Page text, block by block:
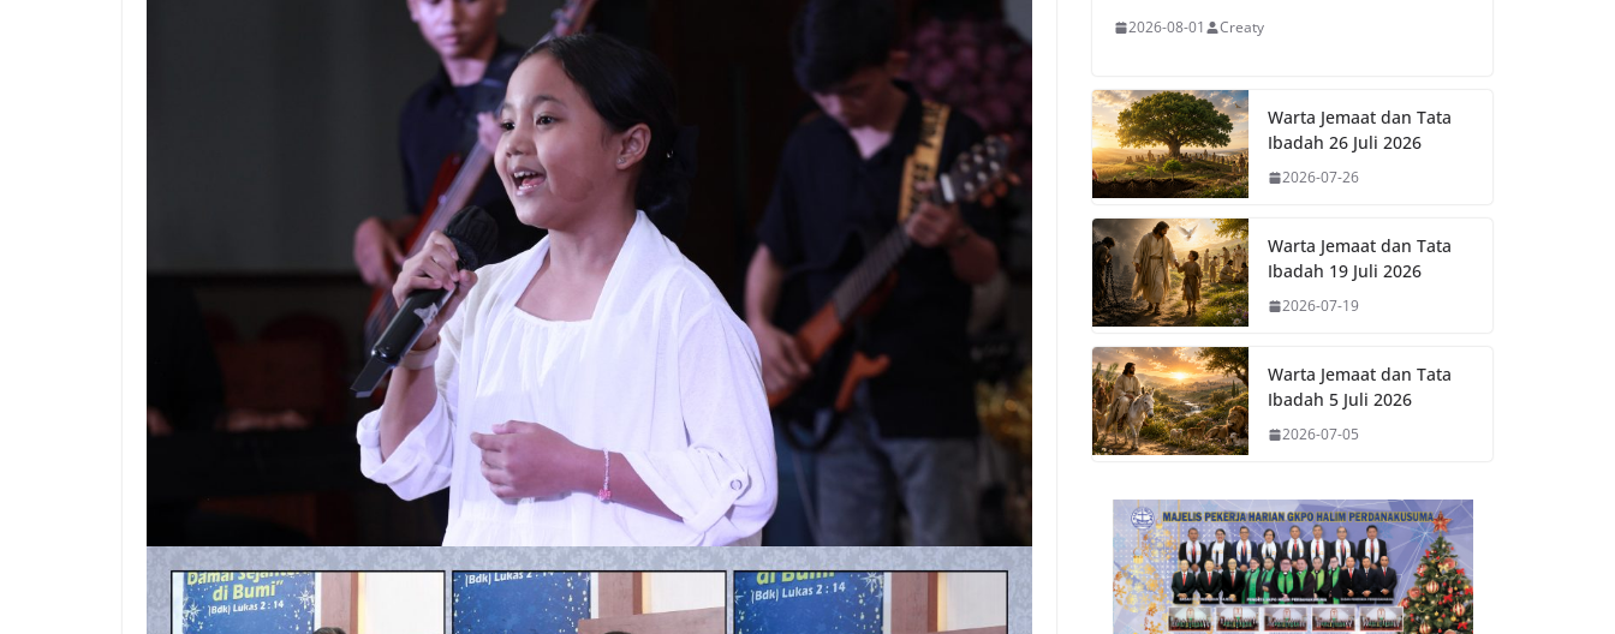
2026-08-01 Creaty
Warta Jemaat dan Tata
Ibadah 26 Juli 2026
2026-07-26
Warta Jemaat dan Tata
Ibadah 19 Juli 2026
2026-07-19
Warta Jemaat dan Tata
Ibadah 5 Juli 2026
2026-07-05